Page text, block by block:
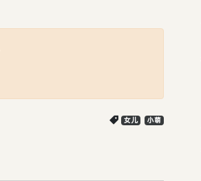
女儿 小萌